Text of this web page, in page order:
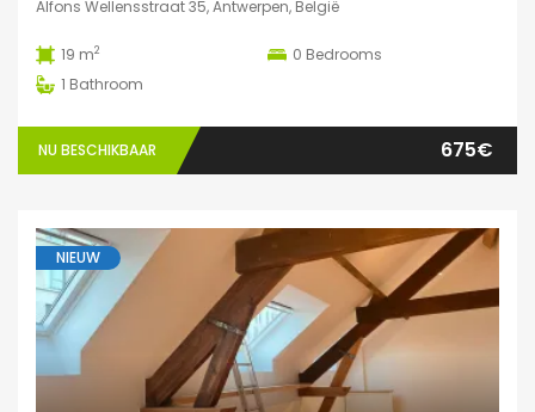
Alfons Wellensstraat 35, Antwerpen, België
19 m2 0 Bedrooms
1 Bathroom
NU BESCHIKBAAR 675€
NIEUW